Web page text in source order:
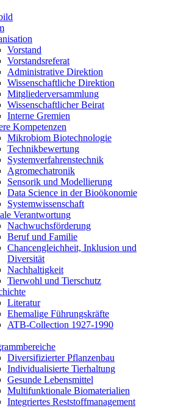
Vorstand
Vorstandsreferat
Administrative Direktion
Wissenschaftliche Direktion
Mitgliederversammlung
Wissenschaftlicher Beirat
Interne Gremien
Kompetenzen
Mikrobiom Biotechnologie
Technikbewertung
Systemverfahrenstechnik
Agromechatronik
Sensorik und Modellierung
Data Science in der Bioökonomie
Systemwissenschaft
Verantwortung
Nachwuchsförderung
Beruf und Familie
Chancengleichheit, Inklusion und
Diversität
Nachhaltigkeit
Tierwohl und Tierschutz
Literatur
Ehemalige Führungskräfte
ATB-Collection 1927-1990
Diversifizierter Pflanzenbau
Individualisierte Tierhaltung
Gesunde Lebensmittel
Multifunktionale Biomaterialien
Integriertes Reststoffmanagement